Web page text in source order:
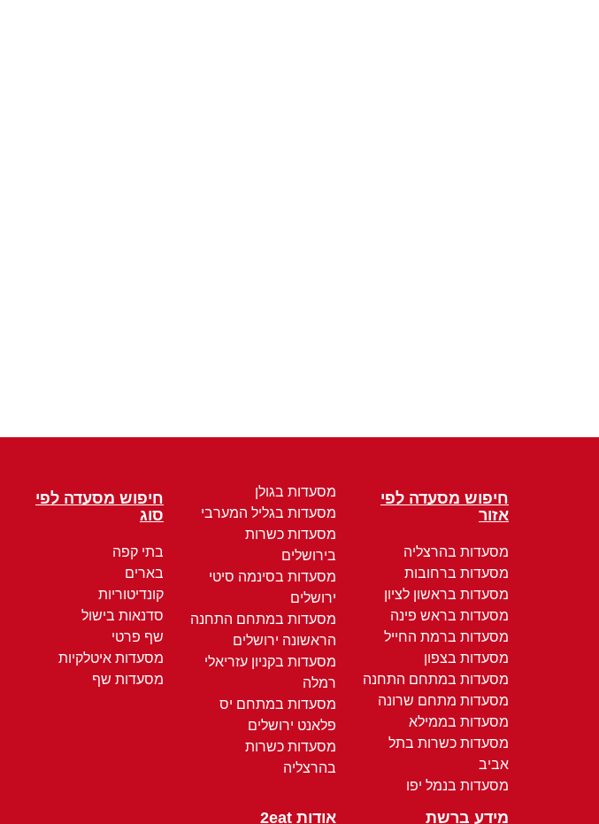
חיפוש מסעדה לפי
אזור
מסעדות בהרצליה
מסעדות ברחובות
מסעדות בראשון לציון
מסעדות בראש פינה
מסעדות ברמת החייל
מסעדות בצפון
מסעדות במתחם התחנה
מסעדות מתחם שרונה
מסעדות בממילא
מסעדות כשרות בתל
אביב
מסעדות בנמל יפו
מסעדות בגולן
מסעדות בגליל המערבי
מסעדות כשרות
בירושלים
מסעדות בסינמה סיטי
ירושלים
מסעדות במתחם התחנה
הראשונה ירושלים
מסעדות בקניון עזריאלי
רמלה
מסעדות במתחם יס
פלאנט ירושלים
מסעדות כשרות
בהרצליה
חיפוש מסעדה לפי
סוג
בתי קפה
בארים
קונדיטוריות
סדנאות בישול
שף פרטי
מסעדות איטלקיות
מסעדות שף
מידע ברשת אודות 2eat